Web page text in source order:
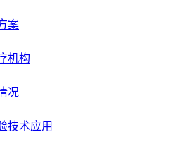
案
机构
况
技术应用